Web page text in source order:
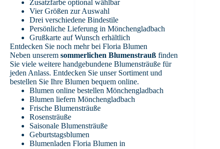
Zusatzfarbe optional wählbar
Vier Größen zur Auswahl
Drei verschiedene Bindestile
Persönliche Lieferung in Mönchengladbach
Grußkarte auf Wunsch erhältlich
Entdecken Sie noch mehr bei Floria Blumen
Neben unserem sommerlichen Blumenstrauß finden
Sie viele weitere handgebundene Blumensträuße für
jeden Anlass. Entdecken Sie unser Sortiment und
bestellen Sie Ihre Blumen bequem online.
Blumen online bestellen Mönchengladbach
Blumen liefern Mönchengladbach
Frische Blumensträuße
Rosensträuße
Saisonale Blumensträuße
Geburtstagsblumen
Blumenladen Floria Blumen in